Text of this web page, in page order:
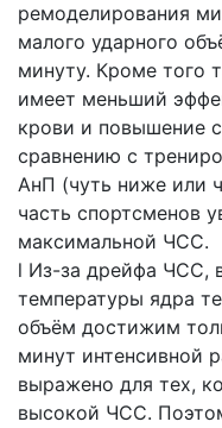
ремоделирования
малого ударного
минуту. Кроме того
имеет меньший
крови и повышение
сравнению с
АнП (чуть ниже или
часть спортсменов
максимальной ЧСС.
l Из-за дрейфа ЧСС,
температуры ядра
объём достижим
минут интенсивной
выражено для тех,
высокой ЧСС.